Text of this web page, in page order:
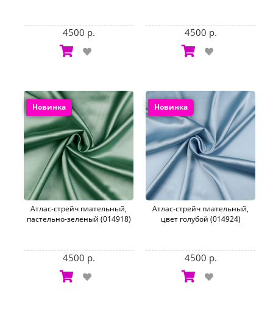
4500 р. 4500 р.
Новинка
Атлас-стрейч плательный,
пастельно-зеленый (014918)
4500 р.
Новинка
Атлас-стрейч плательный,
цвет голубой (014924)
4500 р.